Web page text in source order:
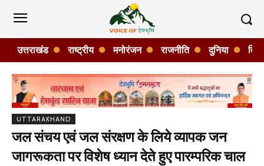
उत्तराखंड राष्ट्रीय मनोरंजन राजनीति दुनिया
UTTARAKHAND
जल संचय एवं जल संरक्षण के लिये व्यापक जन
जागरूकता पर विशेष ध्यान देते हुए पारम्परिक चाल